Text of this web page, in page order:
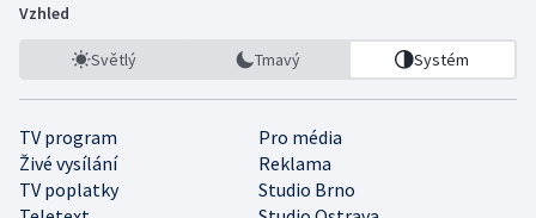
Vzhled
Světlý Tmavý Systém
TV program
Pro média
Živé vysílání
Reklama
TV poplatky
Studio Brno